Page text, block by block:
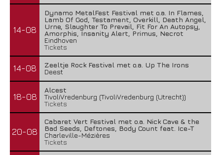
14-08
Dynamo MetalFest Festival met o.a. In Flames,
Lamb Of God, Testament, Overkill, Death Angel,
Urne, Slaughter To Prevail, Fit For An Autopsy,
Amorphis, Insanity Alert, Primus, Necrot
Eindhoven
Tickets
14-08
Zeeltje Rock Festival met o.a. Up The Irons
Deest
18-08
Alcest
TivoliVredenburg (TivoliVredenburg (Utrecht))
Tickets
20-08
Cabaret Vert Festival met o.a. Nick Cave & the
Bad Seeds, Deftones, Body Count feat. Ice-T
Charleville-Mézières
Tickets